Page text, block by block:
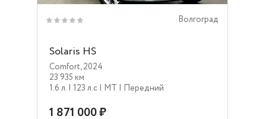
Волгоград
Solaris HS
Comfort,2024
23 935 км
1.6 л. | 123 л.c | MT | Передний
1 871 000 ₽